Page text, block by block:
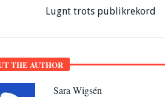
Lugnt trots publikrekord
THE AUTHOR
Sara Wigsén